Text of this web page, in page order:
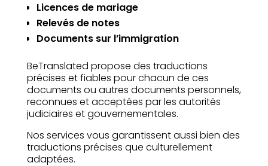
Licences de mariage
Relevés de notes
Documents sur l’immigration
BeTranslated propose des traductions
précises et fiables pour chacun de ces
documents ou autres documents personnels,
reconnues et acceptées par les autorités
judiciaires et gouvernementales.
Nos services vous garantissent aussi bien des
traductions précises que culturellement
adaptées.